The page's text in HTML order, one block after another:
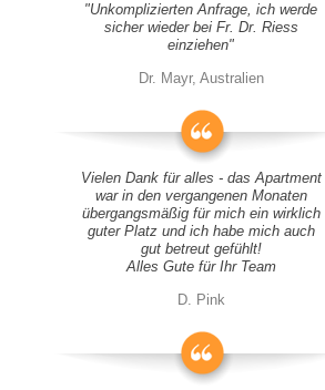
"Unkomplizierten Anfrage, ich werde
sicher wieder bei Fr. Dr. Riess
einziehen"
Dr. Mayr, Australien
Vielen Dank für alles - das Apartment
war in den vergangenen Monaten
übergangsmäßig für mich ein wirklich
guter Platz und ich habe mich auch
gut betreut gefühlt!
Alles Gute für Ihr Team
D. Pink